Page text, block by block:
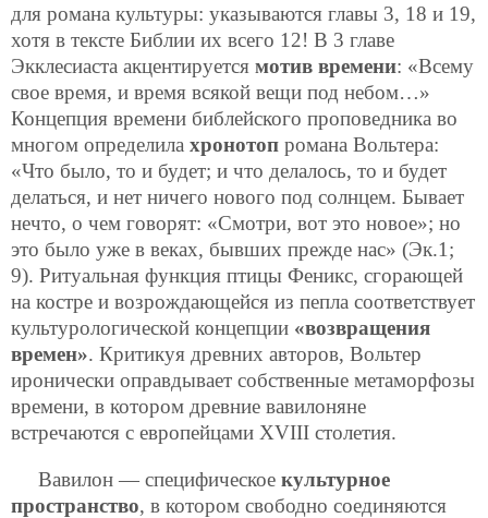
для романа культуры: указываются главы 3, 18 и 19,
хотя в тексте Библии их всего 12! В 3 главе
Экклесиаста акцентируется мотив времени: «Всему
свое время, и время всякой вещи под небом…»
Концепция времени библейского проповедника во
многом определила хронотоп романа Вольтера:
«Что было, то и будет; и что делалось, то и будет
делаться, и нет ничего нового под солнцем. Бывает
нечто, о чем говорят: «Смотри, вот это новое»; но
это было уже в веках, бывших прежде нас» (Эк.1;
9). Ритуальная функция птицы Феникс, сгорающей
на костре и возрождающейся из пепла соответствует
культурологической концепции «возвращения
времен». Критикуя древних авторов, Вольтер
иронически оправдывает собственные метаморфозы
времени, в котором древние вавилоняне
встречаются с европейцами XVIII столетия.
Вавилон — специфическое культурное
пространство, в котором свободно соединяются